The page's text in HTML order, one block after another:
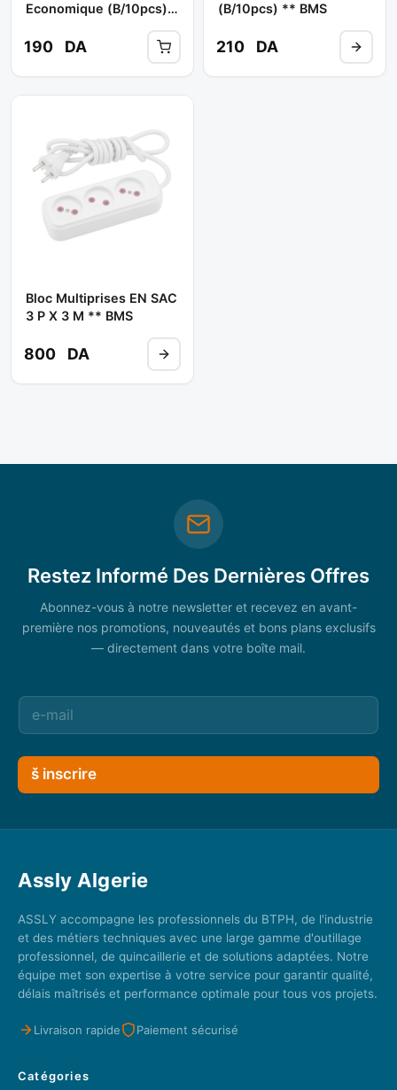
Economique (b/10pcs)
190 DA
(b/10pcs) ** BMS
210 DA
Bloc Multiprises EN SAC
3 P X 3 M ** BMS
800 DA
Restez Informé Des Dernières Offres
Abonnez-vous à notre newsletter et recevez en avant-
première nos promotions, nouveautés et bons plans exclusifs
— directement dans votre boîte mail.
š inscrire
Assly Algerie
ASSLY accompagne les professionnels du BTPH, de l'industrie
et des métiers techniques avec une large gamme d'outillage
professionnel, de quincaillerie et de solutions adaptées. Notre
équipe met son expertise à votre service pour garantir qualité,
délais maîtrisés et performance optimale pour tous vos projets.
Livraison rapide Paiement sécurisé
Catégories